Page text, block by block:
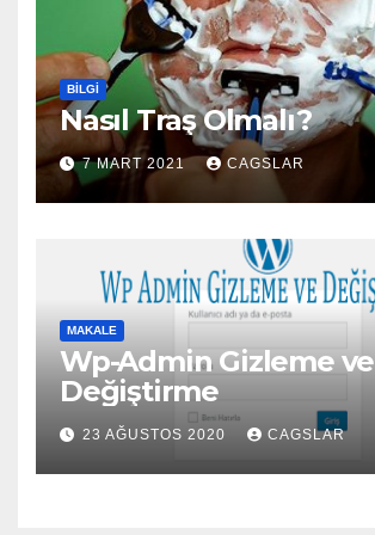
BILGI
Nasıl Traş Olmalı?
7 MART 2021 CAGSLAR
MAKALE
Wp-Admin Gizleme ve
Değiştirme
23 AĞUSTOS 2020 CAGSLAR